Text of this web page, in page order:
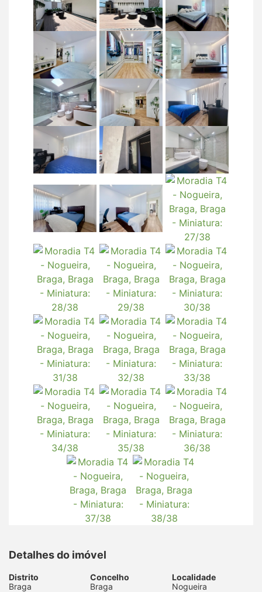
Detalhes do imóvel
Distrito
Braga
Concelho
Braga
Localidade
Nogueira